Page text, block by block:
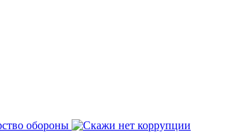
обороны